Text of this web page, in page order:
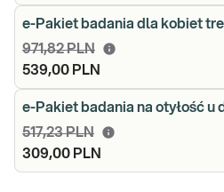
e-Pakiet badania dla kobiet
971,82 PLN
539,00 PLN
e-Pakiet badania na otyłość u
517,23 PLN
309,00 PLN